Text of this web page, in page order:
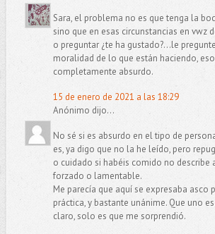
Sara, el problema no es que tenga la
sino que en esas circunstancias en vwz
o preguntar ¿te ha gustado?...le
moralidad de lo que están haciendo,
completamente absurdo.
15 de enero de 2021 a las 18:29
Anónimo dijo...
No sé si es absurdo en el tipo de
es, ya digo que no la he leído, pero
o cuidado si habéis comido no describe
forzado o lamentable.
Me parecía que aquí se expresaba asco
práctica, y bastante unánime. Que uno
claro, solo es que me sorprendió.